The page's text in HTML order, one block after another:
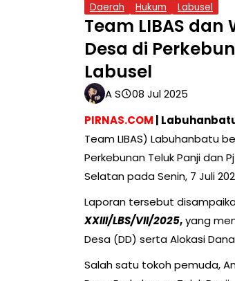
Daerah Hukum Labusel
Team LIBAS
Desa di
Labusel
A S
08 Jul 2025
PIRNAS.COM
|
Team LIBAS) Labuhanbatu
Perkebunan Teluk Panji dan
Selatan pada Senin, 7 Juli
Laporan tersebut
XXIII/LBS/VII/2025,yang
Desa (DD) serta Alokasi
Salah satu tokoh pemuda,